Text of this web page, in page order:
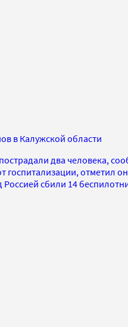
в Калужской области
два человека,
госпитализации, отметил
сбили 14